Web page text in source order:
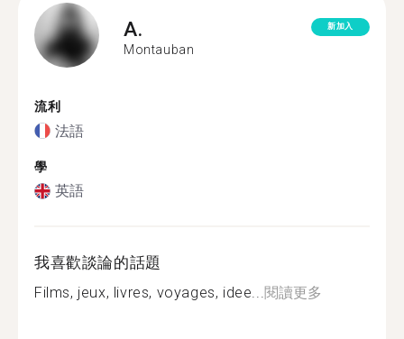
A.
Montauban
新加入
流利
法語
學
英語
我喜歡談論的話題
Films, jeux, livres, voyages, idee...閱讀更多